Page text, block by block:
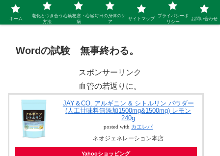
シニア 新しい人生を開拓するブログ
Wordの試験 無事終わる。
スポンサーリンク
血管の若返りに。
JAY＆CO. アルギニン & シトルリン パウダー
(人工甘味料無添加1500mg&1500mg) レモン
240g
posted with カエレバ
ネオジェネレーション本店
Yahooショッピング
ホーム
老化とつき合う
方法
心筋梗塞・心臓
病
毎日の身体のケ
ア
サイトマップ
プライバシーポ
リシー
お問い合わせ